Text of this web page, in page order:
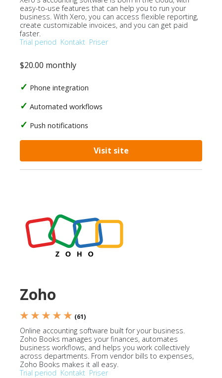
easy-to-use features that can help you to run your
business. With Xero, you can access flexible reporting,
create customizable invoices, and you can get paid
faster.
Trial period Kontakt Priser
$20.00 monthly
Phone integration
Automated workflows
Push notifications
Visit site
Zoho
★ ★ ★ ★ ★ (61)
Online accounting software built for your business.
Zoho Books manages your finances, automates
business workflows, and helps you work collectively
across departments. From vendor bills to expenses,
Zoho Books makes it all easy.
Trial period Kontakt Priser